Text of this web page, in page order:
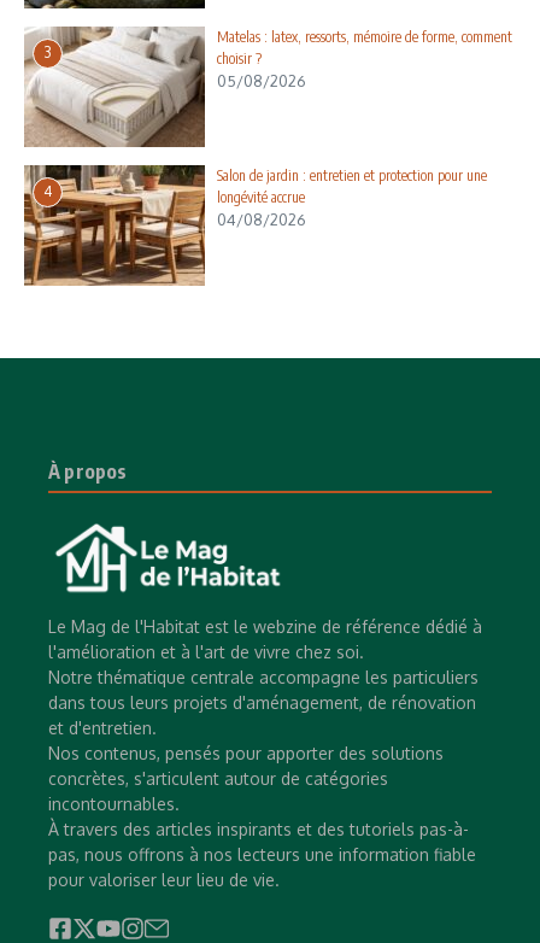
3
Matelas : latex, ressorts, mémoire de forme, comment
choisir ?
05/08/2026
4
Salon de jardin : entretien et protection pour une
longévité accrue
04/08/2026
À propos
Le Mag de l'Habitat est le webzine de référence dédié à
l'amélioration et à l'art de vivre chez soi.
Notre thématique centrale accompagne les particuliers
dans tous leurs projets d'aménagement, de rénovation
et d'entretien.
Nos contenus, pensés pour apporter des solutions
concrètes, s'articulent autour de catégories
incontournables.
À travers des articles inspirants et des tutoriels pas-à-
pas, nous offrons à nos lecteurs une information fiable
pour valoriser leur lieu de vie.